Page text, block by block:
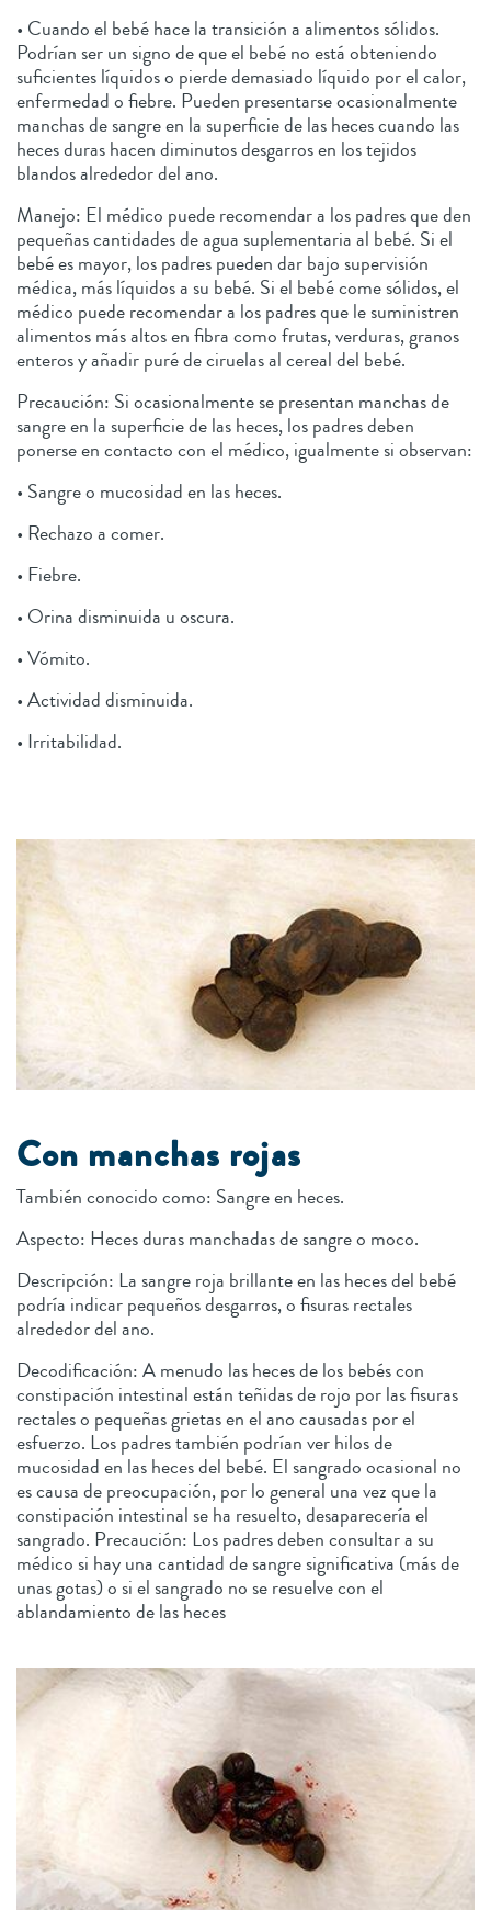
• Cuando el bebé hace la transición a alimentos sólidos.
Podrían ser un signo de que el bebé no está obteniendo
suficientes líquidos o pierde demasiado líquido por el calor,
enfermedad o fiebre. Pueden presentarse ocasionalmente
manchas de sangre en la superficie de las heces cuando las
heces duras hacen diminutos desgarros en los tejidos
blandos alrededor del ano.
Manejo: El médico puede recomendar a los padres que den
pequeñas cantidades de agua suplementaria al bebé. Si el
bebé es mayor, los padres pueden dar bajo supervisión
médica, más líquidos a su bebé. Si el bebé come sólidos, el
médico puede recomendar a los padres que le suministren
alimentos más altos en fibra como frutas, verduras, granos
enteros y añadir puré de ciruelas al cereal del bebé.
Precaución: Si ocasionalmente se presentan manchas de
sangre en la superficie de las heces, los padres deben
ponerse en contacto con el médico, igualmente si observan:
• Sangre o mucosidad en las heces.
• Rechazo a comer.
• Fiebre.
• Orina disminuida u oscura.
• Vómito.
• Actividad disminuida.
• Irritabilidad.
Con manchas rojas
También conocido como: Sangre en heces.
Aspecto: Heces duras manchadas de sangre o moco.
Descripción: La sangre roja brillante en las heces del bebé
podría indicar pequeños desgarros, o fisuras rectales
alrededor del ano.
Decodificación: A menudo las heces de los bebés con
constipación intestinal están teñidas de rojo por las fisuras
rectales o pequeñas grietas en el ano causadas por el
esfuerzo. Los padres también podrían ver hilos de
mucosidad en las heces del bebé. El sangrado ocasional no
es causa de preocupación, por lo general una vez que la
constipación intestinal se ha resuelto, desaparecería el
sangrado. Precaución: Los padres deben consultar a su
médico si hay una cantidad de sangre significativa (más de
unas gotas) o si el sangrado no se resuelve con el
ablandamiento de las heces